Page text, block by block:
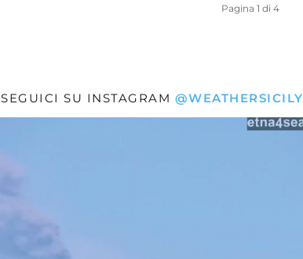
Pagina 1 di 4
SEGUICI SU INSTAGRAM @WEATHERSICILY